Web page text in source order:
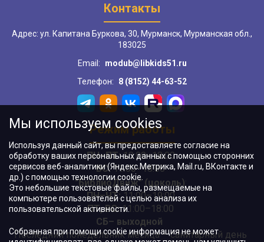
Контакты
Адрес: ул. Капитана Буркова, 30, Мурманск, Мурманская обл.,
183025
Email:
modub@libkids51.ru
Телефон:
8 (8152) 44-63-52
Режим работы
ПН–ПТ:10:00–18:00
ВС:11:00–18:00
"БиблиоДвиж" (цоколь):
ПН–ЧТ:11:00–19:00
ПТ, ВС:11:00–18:00
СБ– выходной
Последний понедельник месяца – санитарный день
Мы используем cookies
Используя данный сайт, вы предоставляете согласие на
обработку ваших персональных данных с помощью сторонних
сервисов веб-аналитики (Яндекс.Метрика, Mail.ru, ВКонтакте и
др.) с помощью технологии cookie.
Это небольшие текстовые файлы, размещаемые на
компьютере пользователей с целью анализа их
пользовательской активности.
Собранная при помощи cookie информация не может